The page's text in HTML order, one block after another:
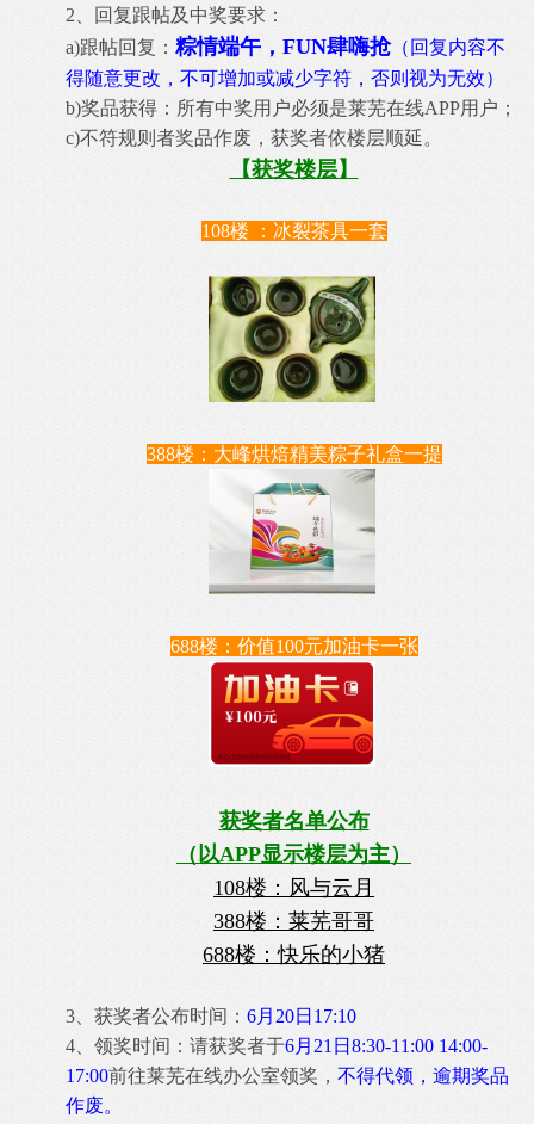
2、回复跟帖及中奖要求：
a)跟帖回复： 粽情端午，FUN肆嗨抢（回复内容不
得随意更改，不可增加或减少字符，否则视为无效）
b)奖品获得：所有中奖用户必须是莱芜在线APP用户；
c)不符规则者奖品作废，获奖者依楼层顺延。
【获奖楼层】
108楼 ：冰裂茶具一套
388楼：大峰烘焙精美粽子礼盒一提
688楼：价值100元加油卡一张
获奖者名单公布
（以APP显示楼层为主）
108楼：风与云月
388楼：莱芜哥哥
688楼：快乐的小猪
3、获奖者公布时间： 6月20日17:10
4、领奖时间：请获奖者于6月21日8:30-11:00 14:00-
17:00前往莱芜在线办公室领奖， 不得代领，逾期奖品
作废。